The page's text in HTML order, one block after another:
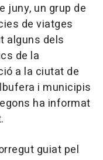
juny, un grup de
de viatges
alguns dels
de la
a la ciutat de
i municipis
ha informat
guiat pel